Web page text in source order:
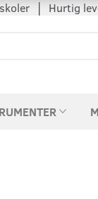
│ Hurtig